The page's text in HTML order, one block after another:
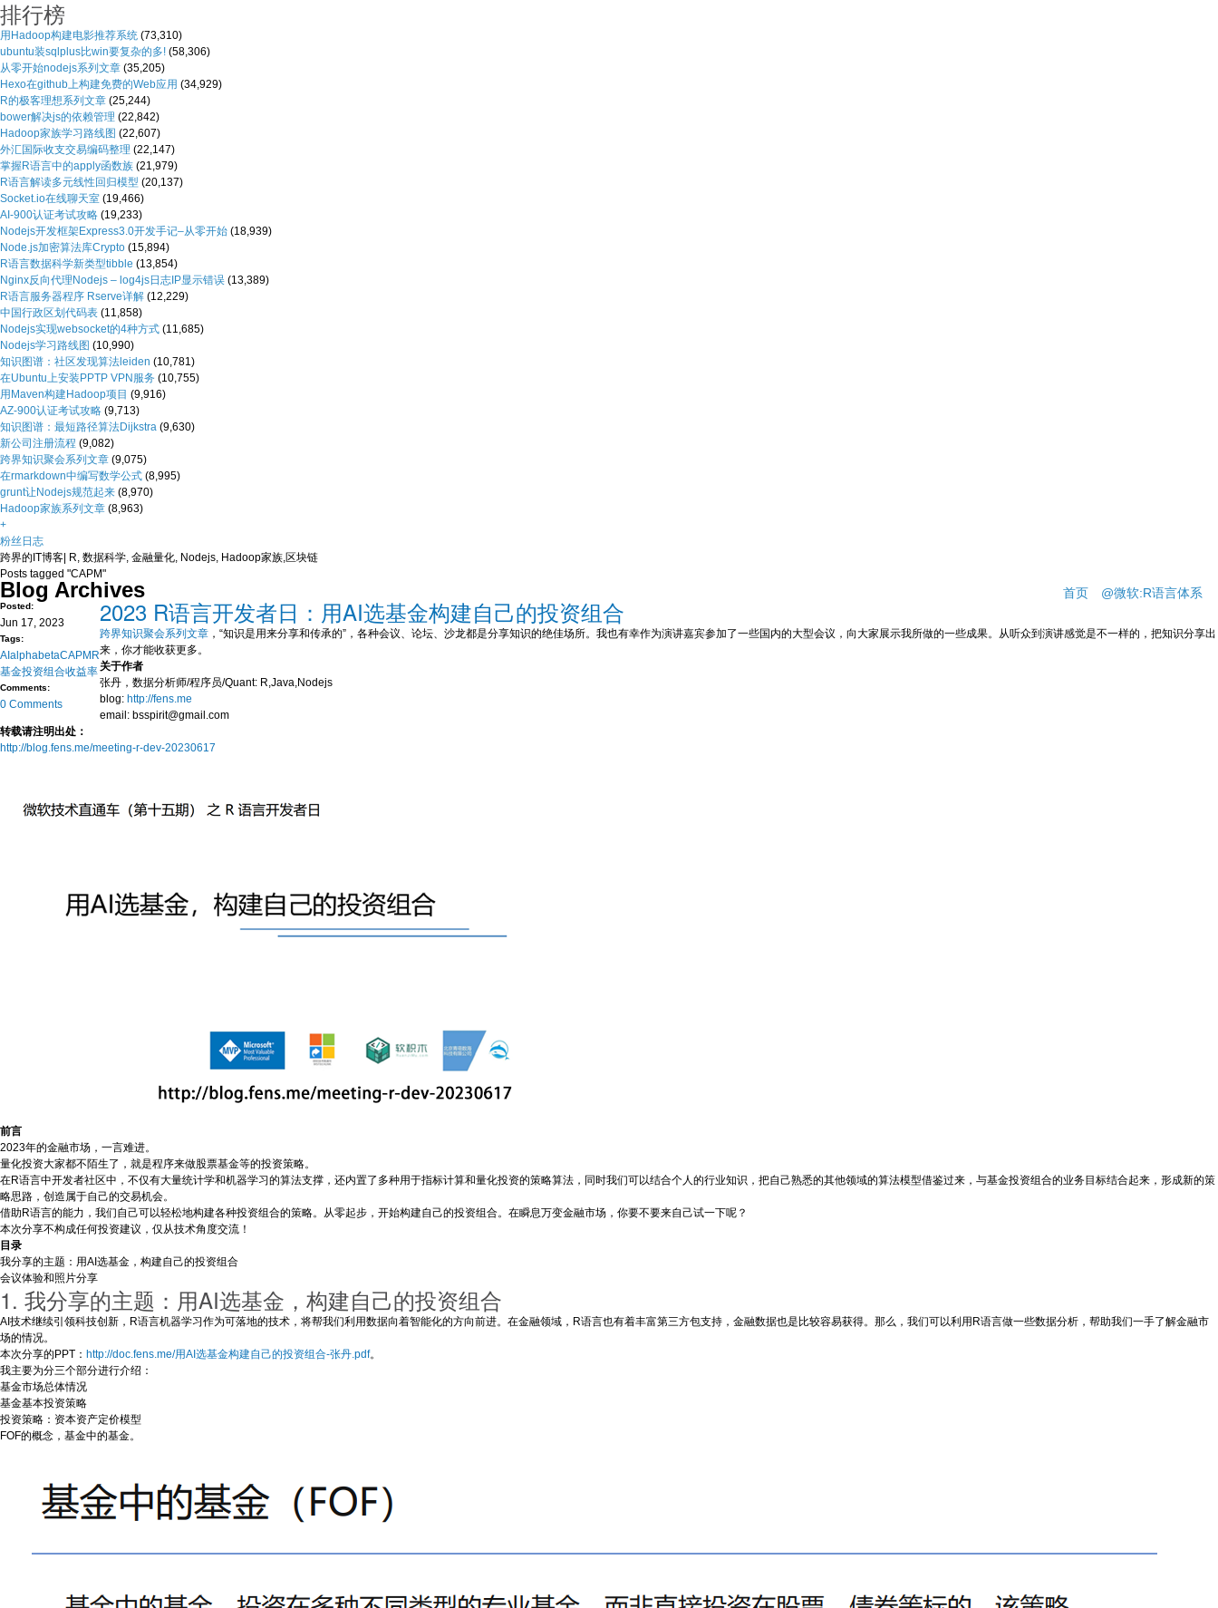
排行榜
用Hadoop构建电影推荐系统 (73,310)
ubuntu装sqlplus比win要复杂的多! (58,306)
从零开始nodejs系列文章 (35,205)
Hexo在github上构建免费的Web应用 (34,929)
R的极客理想系列文章 (25,244)
bower解决js的依赖管理 (22,842)
Hadoop家族学习路线图 (22,607)
外汇国际收支交易编码整理 (22,147)
掌握R语言中的apply函数族 (21,979)
R语言解读多元线性回归模型 (20,137)
Socket.io在线聊天室 (19,466)
AI-900认证考试攻略 (19,233)
Nodejs开发框架Express3.0开发手记–从零开始 (18,939)
Node.js加密算法库Crypto (15,894)
R语言数据科学新类型tibble (13,854)
Nginx反向代理Nodejs – log4js日志IP显示错误 (13,389)
R语言服务器程序 Rserve详解 (12,229)
中国行政区划代码表 (11,858)
Nodejs实现websocket的4种方式 (11,685)
Nodejs学习路线图 (10,990)
知识图谱：社区发现算法leiden (10,781)
在Ubuntu上安装PPTP VPN服务 (10,755)
用Maven构建Hadoop项目 (9,916)
AZ-900认证考试攻略 (9,713)
知识图谱：最短路径算法Dijkstra (9,630)
新公司注册流程 (9,082)
跨界知识聚会系列文章 (9,075)
在rmarkdown中编写数学公式 (8,995)
grunt让Nodejs规范起来 (8,970)
Hadoop家族系列文章 (8,963)
+
粉丝日志
跨界的IT博客| R, 数据科学, 金融量化, Nodejs, Hadoop家族,区块链
Posts tagged "CAPM"
首页 @微软:R语言体系
Blog Archives
Posted:
Jun 17, 2023
Tags:
AI alphabetaCAPM R
基金投资组合收益率
Comments:
0 Comments
2023 R语言开发者日：用AI选基金构建自己的投资组合
跨界知识聚会系列文章 ，“知识是用来分享和传承的”，各种会议、论坛、沙龙都是分享知识的绝佳场所。我也有幸作为演讲嘉宾参加了一些国内的大型会议，向大家展示我所做的一些成果。从听众到演讲感觉是不一样的，把知识分享出
来，你才能收获更多。
关于作者
张丹，数据分析师/程序员/Quant: R,Java,Nodejs
blog: http://fens.me
email: bsspirit@gmail.com
转载请注明出处：
http://blog.fens.me/meeting-r-dev-20230617
前言
2023年的金融市场，一言难进。
量化投资大家都不陌生了，就是程序来做股票基金等的投资策略。
在R语言中开发者社区中，不仅有大量统计学和机器学习的算法支撑，还内置了多种用于指标计算和量化投资的策略算法，同时我们可以结合个人的行业知识，把自己熟悉的其他领域的算法模型借鉴过来，与基金投资组合的业务目标结合起来，形成新的策
略思路，创造属于自己的交易机会。
借助R语言的能力，我们自己可以轻松地构建各种投资组合的策略。从零起步，开始构建自己的投资组合。在瞬息万变金融市场，你要不要来自己试一下呢？
本次分享不构成任何投资建议，仅从技术角度交流！
目录
我分享的主题：用AI选基金，构建自己的投资组合
会议体验和照片分享
1. 我分享的主题：用AI选基金，构建自己的投资组合
AI技术继续引领科技创新，R语言机器学习作为可落地的技术，将帮我们利用数据向着智能化的方向前进。在金融领域，R语言也有着丰富第三方包支持，金融数据也是比较容易获得。那么，我们可以利用R语言做一些数据分析，帮助我们一手了解金融市
场的情况。
本次分享的PPT： http://doc.fens.me/用AI选基金构建自己的投资组合-张丹.pdf。
我主要为分三个部分进行介绍：
基金市场总体情况
基金基本投资策略
投资策略：资本资产定价模型
FOF的概念，基金中的基金。